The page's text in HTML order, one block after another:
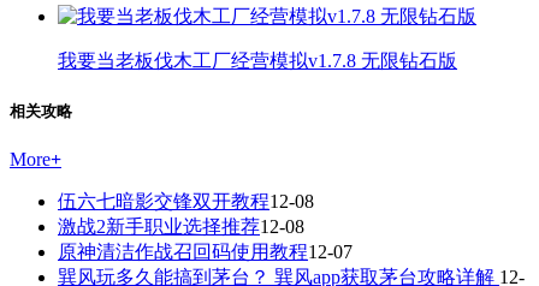
我要当老板伐木工厂经营模拟v1.7.8 无限钻石版
相关攻略
More+
伍六七暗影交锋双开教程12-08
激战2新手职业选择推荐12-08
原神清洁作战召回码使用教程12-07
巽风玩多久能搞到茅台？ 巽风app获取茅台攻略详解 12-